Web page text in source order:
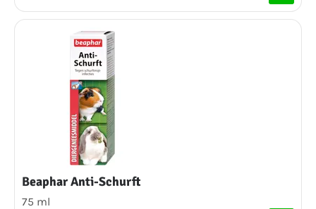
Beaphar Anti-Schurft
75 ml